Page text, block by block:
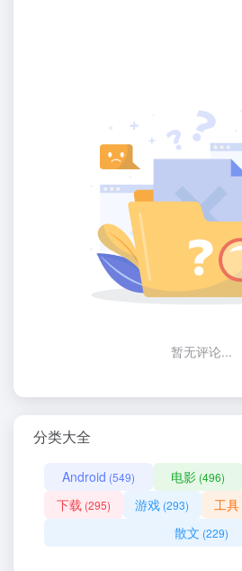
暂无评论...
分类大全
Android (549) 电影 (496)
下载 (295) 游戏 (293) 工具
散文 (229)